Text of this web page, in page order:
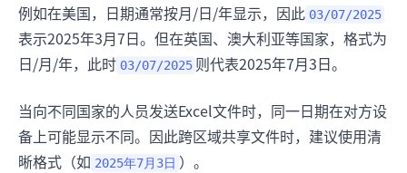
例如在美国，日期通常按月/日/年显示，因此 03/07/2025
表示2025年3月7日。但在英国、澳大利亚等国家，格式为
日/月/年，此时 03/07/2025 则代表2025年7月3日。
当向不同国家的人员发送Excel文件时，同一日期在对方设
备上可能显示不同。因此跨区域共享文件时，建议使用清
晰格式（如 2025年7月3日 ）。